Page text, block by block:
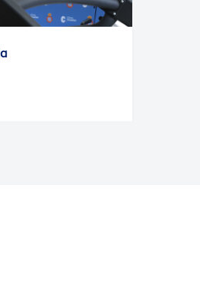
Natàlia Escot, ¡Rebel!